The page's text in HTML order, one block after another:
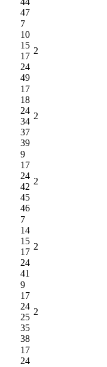
47
7
10
15
17
24
49
2
17
18
24
34
37
39
2
9
17
24
42
45
46
2
7
14
15
17
24
41
2
9
17
24
25
35
38
2
17
24